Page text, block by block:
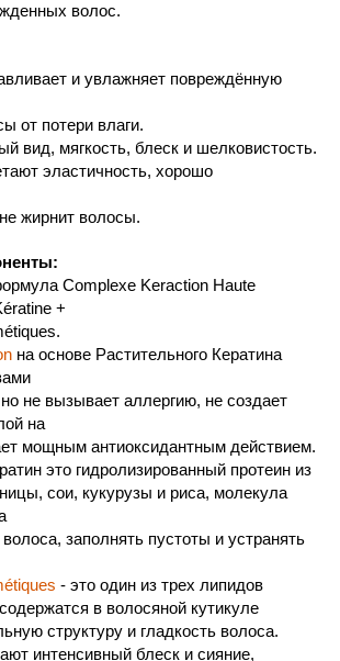
волос.
и увлажняет повреждённую
от потери влаги.
вид, мягкость, блеск и шелковистость.
эластичность, хорошо
жирнит волосы.
Complexe Keraction Haute
+
.
на основе Растительного Кератина
не вызывает аллергию, не создает
на
мощным антиоксидантным действием.
это гидролизированный протеин из
сои, кукурузы и риса, молекула
волоса, заполнять пустоты и устранять
- это один из трех липидов
в волосяной кутикуле
структуру и гладкость волоса.
интенсивный блеск и сияние,